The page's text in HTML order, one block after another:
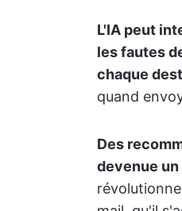
L'IA peut
les fautes
chaque
quand
Des
devenue